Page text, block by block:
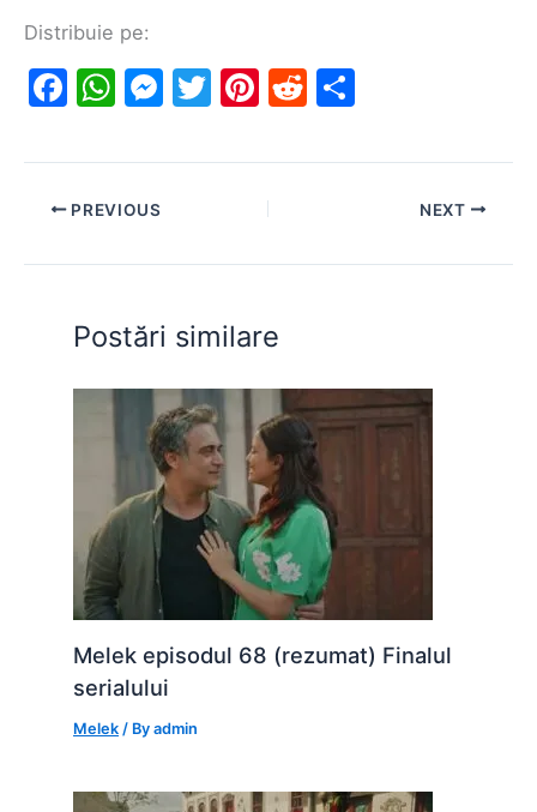
Distribuie pe:
F
c
e
o
o
k
W
at
s
p
p
M
s
n
g
er
T
itt
Pi
er
e
R
d ar
PREVIOUS NEXT
Postări similare
Melek episodul 68 (rezumat) Finalul
serialului
Melek / Byadmin